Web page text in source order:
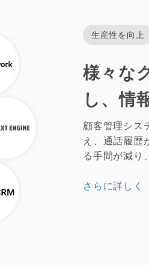
生産性を向上
様々な
し、情
顧客管理シス
え、通話履歴
る手間が減り
さらに詳しく